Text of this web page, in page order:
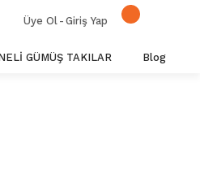
Üye Ol - Giriş Yap
GÜMÜŞ TAKILAR Blog